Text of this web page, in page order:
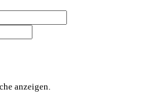
anzeigen.